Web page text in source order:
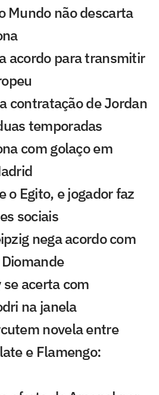
Mundo não descarta
acordo para transmitir
contratação de Jordan
temporadas
com golaço em
o Egito, e jogador faz
sociais
nega acordo com
acerta com
na janela
novela entre
e Flamengo: